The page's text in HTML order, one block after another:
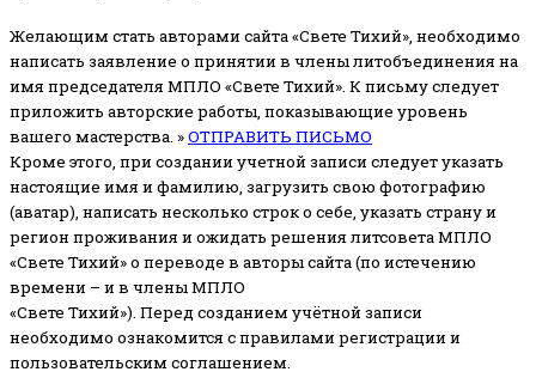
Желающим стать авторами сайта «Свете Тихий», необходимо
написать заявление о принятии в члены литобъединения на
имя председателя МПЛО «Свете Тихий». К письму следует
приложить авторские работы, показывающие уровень
вашего мастерства. »ОТПРАВИТЬ ПИСЬМО
Кроме этого, при создании учетной записи следует указать
настоящие имя и фамилию, загрузить свою фотографию
(аватар), написать несколько строк о себе, указать страну и
регион проживания и ожидать решения литсовета МПЛО
«Свете Тихий» о переводе в авторы сайта (по истечению
времени – и в члены МПЛО
«Свете Тихий»). Перед созданием учётной записи
необходимо ознакомится с правилами регистрации и
пользовательским соглашением.